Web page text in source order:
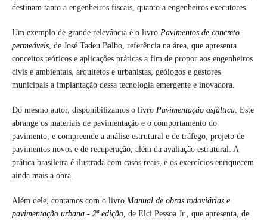
destinam tanto a engenheiros fiscais, quanto a engenheiros executores.
Um exemplo de grande relevância é o livro Pavimentos de concreto
permeáveis, de José Tadeu Balbo, referência na área, que apresenta
conceitos teóricos e aplicações práticas a fim de propor aos engenheiros
civis e ambientais, arquitetos e urbanistas, geólogos e gestores
municipais a implantação dessa tecnologia emergente e inovadora.
Do mesmo autor, disponibilizamos o livro Pavimentação asfáltica. Este
abrange os materiais de pavimentação e o comportamento do
pavimento, e compreende a análise estrutural e de tráfego, projeto de
pavimentos novos e de recuperação, além da avaliação estrutural. A
prática brasileira é ilustrada com casos reais, e os exercícios enriquecem
ainda mais a obra.
Além dele, contamos com o livro Manual de obras rodoviárias e
pavimentação urbana - 2ªedição, de Elci Pessoa Jr., que apresenta, de